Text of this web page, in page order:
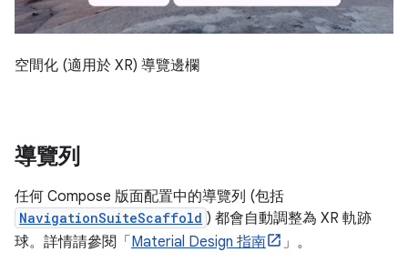
空間化 (適用於 XR) 導覽邊欄
導覽列
任何 Compose 版面配置中的導覽列 (包括
NavigationSuiteScaffold ) 都會自動調整為 XR 軌跡
球。詳情請參閱「Material Design 指南 」。